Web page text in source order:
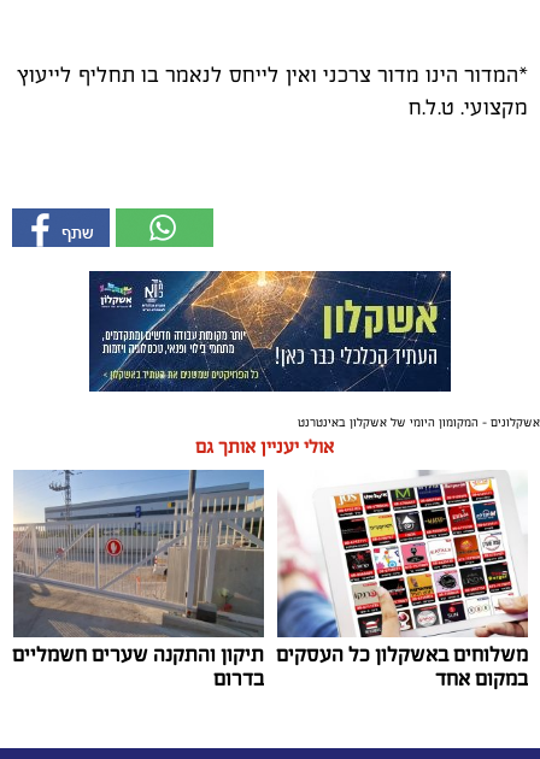
*המדור הינו מדור צרכני ואין לייחס לנאמר בו תחליף לייעוץ
מקצועי. ט.ל.ח
אשקלונים - המקומון היומי של אשקלון באינטרנט
אולי יעניין אותך גם
משלוחים באשקלון כל העסקים
במקום אחד
תיקון והתקנה שערים חשמליים
בדרום